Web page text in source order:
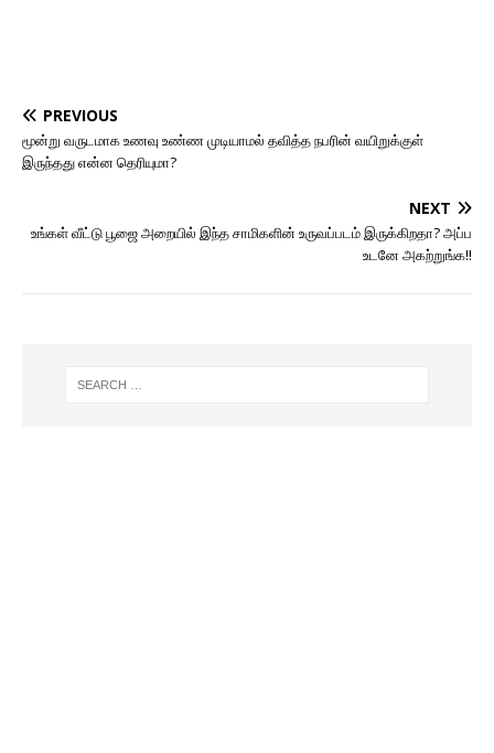
PREVIOUS
மூன்று வருடமாக உணவு உண்ண முடியாமல் தவித்த நபரின் வயிறுக்குள்
இருந்தது என்ன தெரியுமா?
NEXT
உங்கள் வீட்டு பூஜை அறையில் இந்த சாமிகளின் உருவப்படம் இருக்கிறதா? அப்ப
உடனே அகற்றுங்க!!